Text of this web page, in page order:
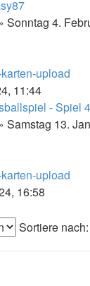
Sonntag 4.
upload
11:44
- Spiel
Samstag 13.
upload
16:58
Sortiere nach: